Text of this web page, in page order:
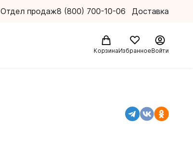
Отдел продаж8 (800) 700-10-06 Доставка
КорзинаИзбранноеВойти